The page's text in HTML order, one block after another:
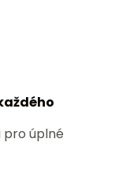
pro úplné